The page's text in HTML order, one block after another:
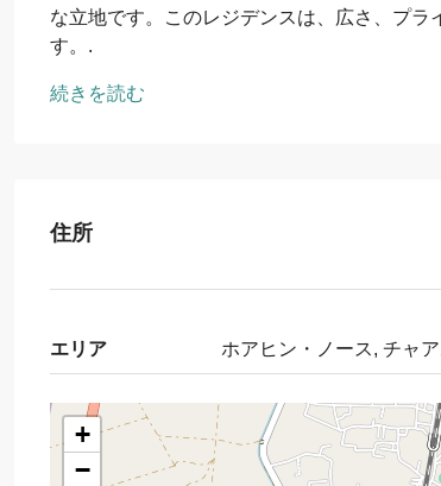
な立地です。このレジデンスは、広さ、プ
す。.
続きを読む
住所
エリア ホアヒン・ノース, チャ
+
−